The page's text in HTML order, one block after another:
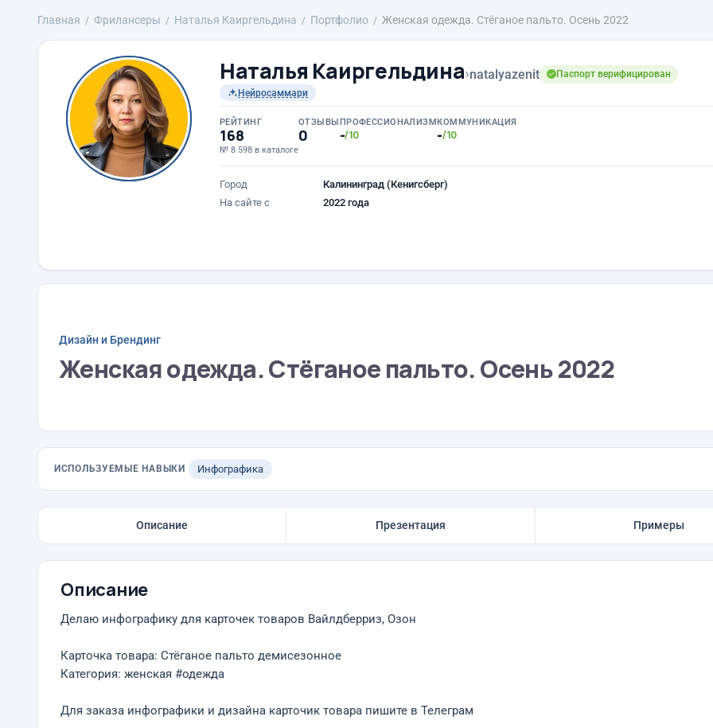
Главная Фрилансеры Наталья Каиргельдина Портфолио Женская одежда. Стёганое пальто. Осень 2022
Наталья Каиргельдина›natalyazenit
Паспорт верифицирован
Нейросаммари
РЕЙТИНГ
168
№ 8 598 в каталоге
ОТЗЫВЫ
0
ПРОФЕССИОНАЛИЗМ
-/10
КОММУНИКАЦИЯ
-/10
Город
Калининград (Кенигсберг)
На сайте с
2022 года
Дизайн и Брендинг
Женская одежда. Стёганое пальто. Осень 2022
ИСПОЛЬЗУЕМЫЕ НАВЫКИ Инфографика
Описание Презентация Примеры
Описание
Делаю инфографику для карточек товаров Вайлдберриз, Озон
Карточка товара: Стёганое пальто демисезонное
Категория: женская #одежда
Для заказа инфографики и дизайна карточик товара пишите в Телеграм